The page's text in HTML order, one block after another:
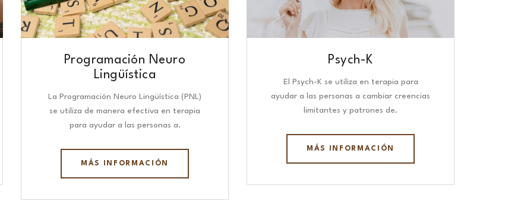
Programación Neuro
Lingüística​
La Programación Neuro Lingüística (PNL)
se utiliza de manera efectiva en terapia
para ayudar a las personas a.
MÁS INFORMACIÓN
Psych-K
El Psych-K se utiliza en terapia para
ayudar a las personas a cambiar creencias
limitantes y patrones de.
MÁS INFORMACIÓN